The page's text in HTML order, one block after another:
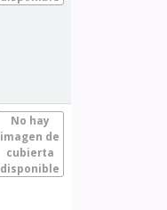
No hay
imagen de
cubierta
disponible